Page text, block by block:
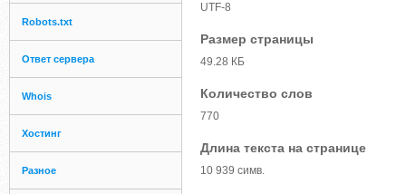
Robots.txt
Ответ сервера
Whois
Хостинг
Разное
UTF-8
Размер страницы
49.28 КБ
Количество слов
770
Длина текста на странице
10 939 симв.